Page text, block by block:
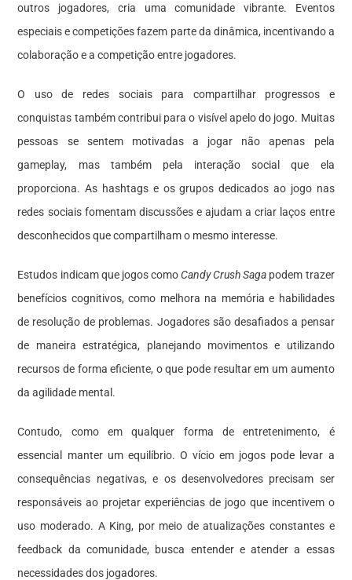
outros jogadores, cria uma comunidade vibrante. Eventos
especiais e competições fazem parte da dinâmica, incentivando a
colaboração e a competição entre jogadores.
O uso de redes sociais para compartilhar progressos e
conquistas também contribui para o visível apelo do jogo. Muitas
pessoas se sentem motivadas a jogar não apenas pela
gameplay, mas também pela interação social que ela
proporciona. As hashtags e os grupos dedicados ao jogo nas
redes sociais fomentam discussões e ajudam a criar laços entre
desconhecidos que compartilham o mesmo interesse.
Estudos indicam que jogos comoCandy Crush Saga podem trazer
benefícios cognitivos, como melhora na memória e habilidades
de resolução de problemas. Jogadores são desafiados a pensar
de maneira estratégica, planejando movimentos e utilizando
recursos de forma eficiente, o que pode resultar em um aumento
da agilidade mental.
Contudo, como em qualquer forma de entretenimento, é
essencial manter um equilíbrio. O vício em jogos pode levar a
consequências negativas, e os desenvolvedores precisam ser
responsáveis ao projetar experiências de jogo que incentivem o
uso moderado. A King, por meio de atualizações constantes e
feedback da comunidade, busca entender e atender a essas
necessidades dos jogadores.